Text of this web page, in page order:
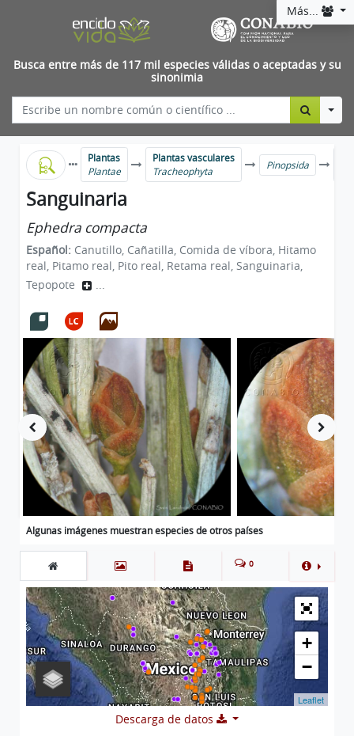
Más...
Busca entre más de 117 mil especies válidas o aceptadas y su
sinonimia
Plantas
Plantae
Plantas vasculares
Tracheophyta
Pinopsida
Sanguinaria
Ephedra compacta
Español: Canutillo, Cañatilla, Comida de víbora, Hitamo
real, Pitamo real, Pito real, Retama real, Sanguinaria,
Tepopote
...
Algunas imágenes muestran especies de otros países
0
+
−
Leaflet
Descarga de datos